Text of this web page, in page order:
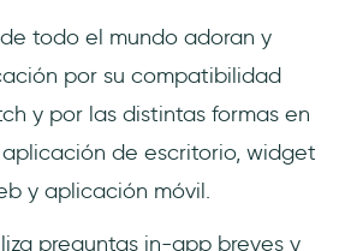
todo el mundo adoran y
por su compatibilidad
y por las distintas formas en
de escritorio, widget
y aplicación móvil.
preguntas in-app breves y